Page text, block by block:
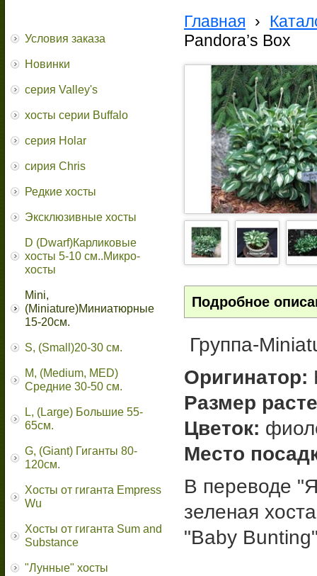
Условия заказа
Новинки
серия Valley's
хосты серии Buffalo
серия Holar
сирия Chris
Редкие хосты
Эксклюзивные хосты
D (Dwarf)Карликовые
хосты 5-10 см..Микро-
хосты
Mini,
(Miniature)Миниатюрные
15-20см.
S, (Small)20-30 см.
M, (Medium, MED)
Средние 30-50 см.
L, (Large) Большие 55-
65cм.
G, (Giant) Гиганты 80-
120см.
Хосты от гиганта Empress
Wu
Хосты от гиганта Sum and
Substance
"Лунные" хосты
Главная ›
Pandora’s Box
Подробное
Группа-
Оригинатор:
Размер
Цветок:
Место
В переводе
зеленая
"Baby